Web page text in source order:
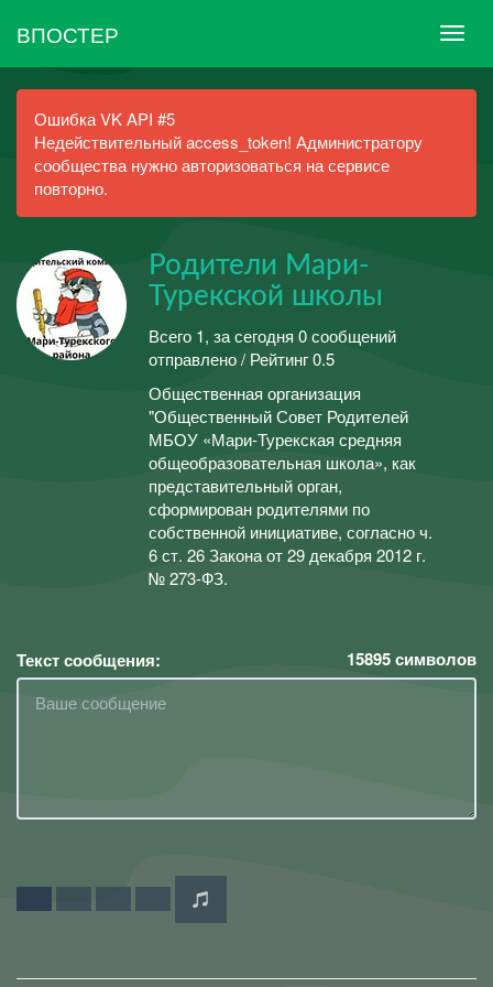
ВПОСТЕР
Ошибка VK API #5
Недействительный access_token! Администратору
сообщества нужно авторизоваться на сервисе
повторно.
Родители Мари-
Турекской школы
Всего 1, за сегодня 0 сообщений
отправлено / Рейтинг 0.5
Общественная организация
"Общественный Совет Родителей
МБОУ «Мари-Турекская средняя
общеобразовательная школа», как
представительный орган,
сформирован родителями по
собственной инициативе, согласно ч.
6 ст. 26 Закона от 29 декабря 2012 г.
№ 273-ФЗ.
Текст сообщения: 15895символов